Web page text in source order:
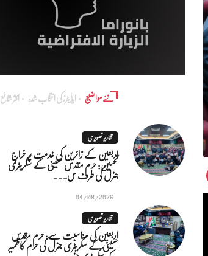
نئے مواضیع ایڈٰیٹرز کی انتخاب شدہ اکثر شائع
تقاریر تصویری
اربعین کے زائرین کی خدمت پر خراجِ
تحسین: حرم مقدس حسینی کے سکریٹری
جنرل کی طرف س...
04/08/2026
تقاریر تصویری
اربعین کی مناسبت سے: حرم مقدس
حسینی کے سکریٹری جنرل کی حرم کاظمیہ